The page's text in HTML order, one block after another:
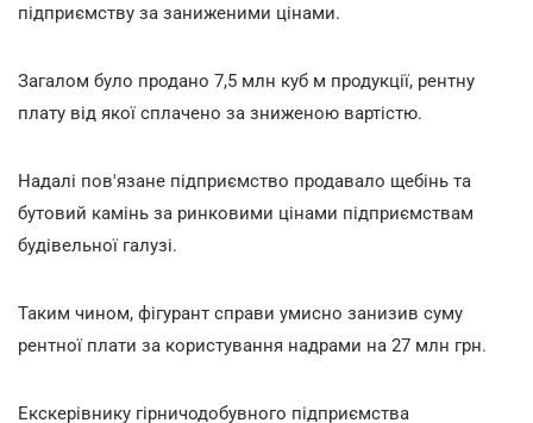
підприємству за заниженими цінами.
Загалом було продано 7,5 млн куб м продукції, рентну
плату від якої сплачено за зниженою вартістю.
Надалі пов'язане підприємство продавало щебінь та
бутовий камінь за ринковими цінами підприємствам
будівельної галузі.
Таким чином, фігурант справи умисно занизив суму
рентної плати за користування надрами на 27 млн грн.
Екскерівнику гірничодобувного підприємства